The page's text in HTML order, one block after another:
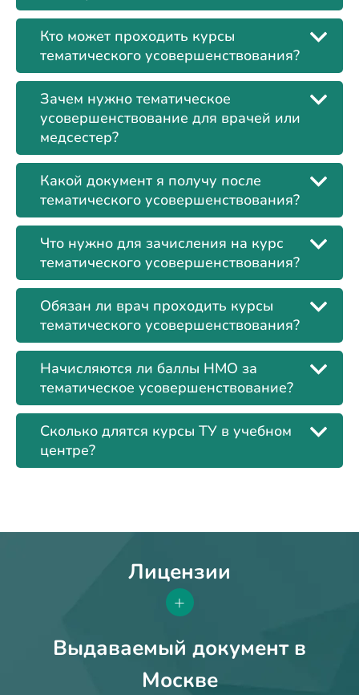
Кто может проходить курсы
тематического усовершенствования?
Зачем нужно тематическое
усовершенствование для врачей или
медсестер?
Какой документ я получу после
тематического усовершенствования?
Что нужно для зачисления на курс
тематического усовершенствования?
Обязан ли врач проходить курсы
тематического усовершенствования?
Начисляются ли баллы НМО за
тематическое усовершенствование?
Сколько длятся курсы ТУ в учебном
центре?
Лицензии
+
Выдаваемый документ в
Москве